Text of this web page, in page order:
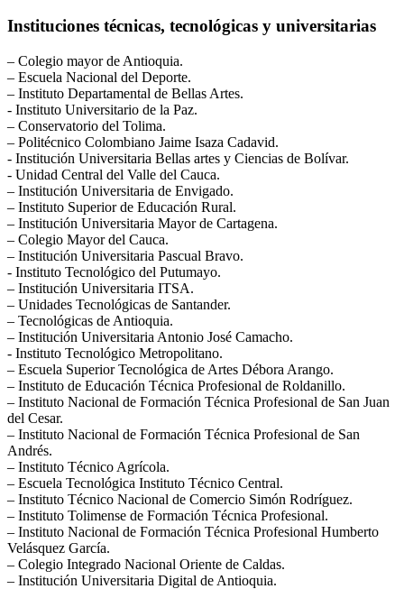
Instituciones técnicas, tecnológicas y universitarias
– Colegio mayor de Antioquia.
– Escuela Nacional del Deporte.
– Instituto Departamental de Bellas Artes.
​- Instituto Universitario de la Paz.
– Conservatorio del Tolima.
– Politécnico Colombiano Jaime Isaza Cadavid.
​- Institución Universitaria Bellas artes y Ciencias de Bolívar.
​- Unidad Central del Valle del Cauca.
– Institución Universitaria de Envigado.
– Instituto Superior de Educación Rural.
– Institución Universitaria Mayor de Cartagena.
– Colegio Mayor del Cauca.
– Institución Universitaria Pascual Bravo.
​- Instituto Tecnológico del Putumayo.
– Institución Universitaria ITSA.
– Unidades Tecnológicas de Santander.
– Tecnológicas de Antioquia.
– Institución Universitaria Antonio José Camacho.
​- Instituto Tecnológico Metropolitano.
– Escuela Superior Tecnológica de Artes Débora Arango.
– Instituto de Educación Técnica Profesional de Roldanillo.
– Instituto Nacional de Formación Técnica Profesional de San Juan
del Cesar.
– Instituto Nacional de Formación Técnica Profesional de San
Andrés.
– Instituto Técnico Agrícola.
– Escuela Tecnológica Instituto Técnico Central.
– Instituto Técnico Nacional de Comercio Simón Rodríguez.
– Instituto Tolimense de Formación Técnica Profesional.
– Instituto Nacional de Formación Técnica Profesional Humberto
Velásquez García.
– Colegio Integrado Nacional Oriente de Caldas.
– Institución Universitaria Digital de Antioquia.